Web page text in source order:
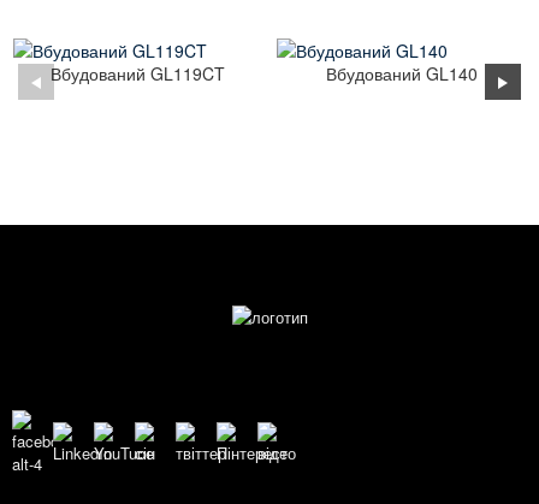
Вбудований GL119CT Вбудований GL140